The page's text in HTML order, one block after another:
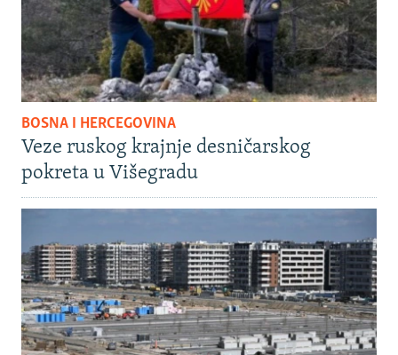
BOSNA I HERCEGOVINA
Veze ruskog krajnje desničarskog
pokreta u Višegradu